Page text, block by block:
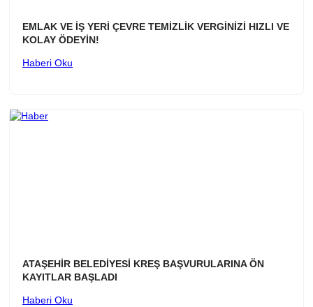
EMLAK VE İŞ YERİ ÇEVRE TEMİZLİK VERGİNİZİ HIZLI VE
KOLAY ÖDEYİN!
Haberi Oku
ATAŞEHİR BELEDİYESİ KREŞ BAŞVURULARINA ÖN
KAYITLAR BAŞLADI
Haberi Oku